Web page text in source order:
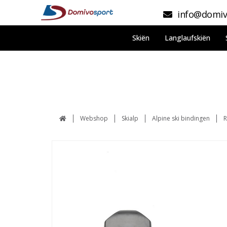
Skiën Langlaufskiën
Webshop Skialp Alpine ski bindingen